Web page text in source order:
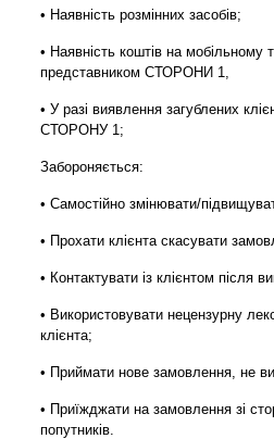
• Наявність розмінних засобів;
• Наявність коштів на мобільному
представником СТОРОНИ 1,
• У разі виявлення загублених
СТОРОНУ 1;
Забороняється:
• Самостійно змінювати/
• Прохати клієнта скасувати
• Контактувати із клієнтом після
• Використовувати нецензурну
клієнта;
• Приймати нове замовлення, не
• Приїжджати на замовлення зі
попутників.